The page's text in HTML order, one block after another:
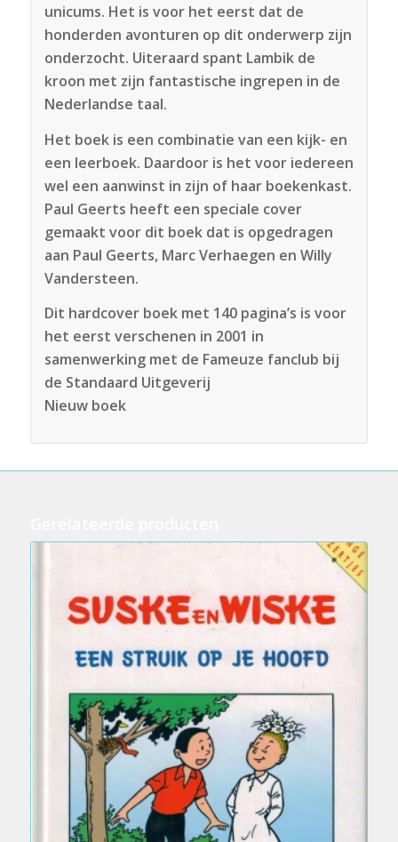
unicums. Het is voor het eerst dat de
honderden avonturen op dit onderwerp zijn
onderzocht. Uiteraard spant Lambik de
kroon met zijn fantastische ingrepen in de
Nederlandse taal.
Het boek is een combinatie van een kijk- en
een leerboek. Daardoor is het voor iedereen
wel een aanwinst in zijn of haar boekenkast.
Paul Geerts heeft een speciale cover
gemaakt voor dit boek dat is opgedragen
aan Paul Geerts, Marc Verhaegen en Willy
Vandersteen.
Dit hardcover boek met 140 pagina’s is voor
het eerst verschenen in 2001 in
samenwerking met de Fameuze fanclub bij
de Standaard Uitgeverij
Nieuw boek